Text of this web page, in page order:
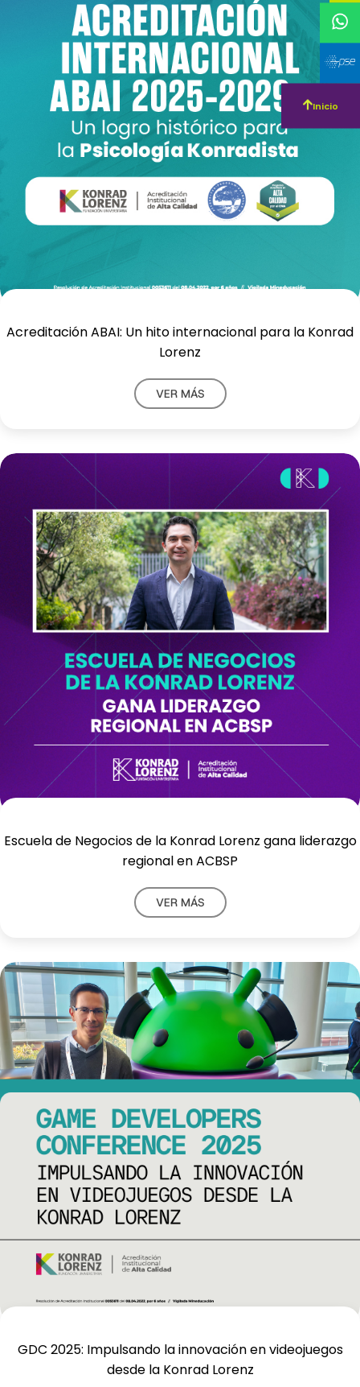
Inicio
Acreditación ABAI: Un hito internacional para la Konrad
Lorenz
VER MÁS
Escuela de Negocios de la Konrad Lorenz gana liderazgo
regional en ACBSP
VER MÁS
GDC 2025: Impulsando la innovación en videojuegos
desde la Konrad Lorenz